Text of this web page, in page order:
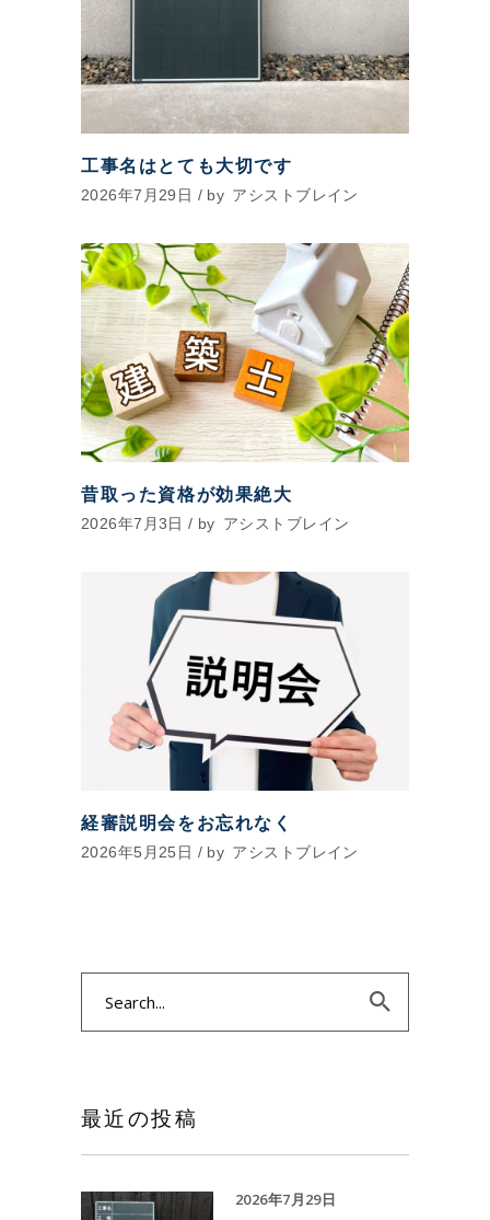
工事名はとても大切です
2026年7月29日 by アシストブレイン
昔取った資格が効果絶大
2026年7月3日 by アシストブレイン
経審説明会をお忘れなく
2026年5月25日 by アシストブレイン
最近の投稿
2026年7月29日